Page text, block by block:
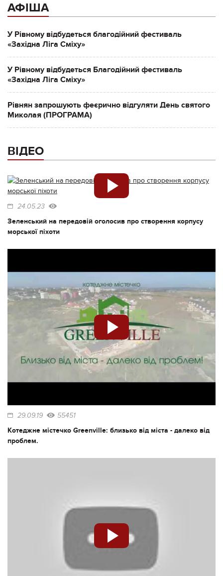
АФІША
У Рівному відбудеться благодійний фестиваль
«Західна Ліга Сміху»
У Рівному відбудеться Благодійний фестиваль
«Західна Ліга Сміху»
Рівнян запрошують феєрично відгуляти День святого
Миколая (ПРОГРАМА)
ВІДЕО
24.05.23
Зеленський на передовій оголосив про створення корпусу
морської піхоти
29.09.19 55451
Котеджне містечко Greenville: близько від міста - далеко від
проблем.